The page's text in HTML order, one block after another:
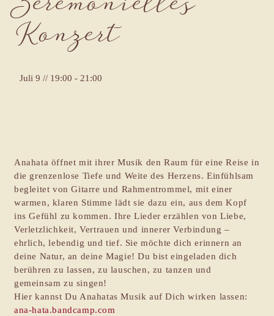
Konzert
Juli 9 // 19:00 - 21:00
Anahata öffnet mit ihrer Musik den Raum für eine Reise in
die grenzenlose Tiefe und Weite des Herzens. Einfühlsam
begleitet von Gitarre und Rahmentrommel, mit einer
warmen, klaren Stimme lädt sie dazu ein, aus dem Kopf
ins Gefühl zu kommen. Ihre Lieder erzählen von Liebe,
Verletzlichkeit, Vertrauen und innerer Verbindung –
ehrlich, lebendig und tief. Sie möchte dich erinnern an
deine Natur, an deine Magie! Du bist eingeladen dich
berühren zu lassen, zu lauschen, zu tanzen und
gemeinsam zu singen!
Hier kannst Du Anahatas Musik auf Dich wirken lassen:
ana-hata.bandcamp.com